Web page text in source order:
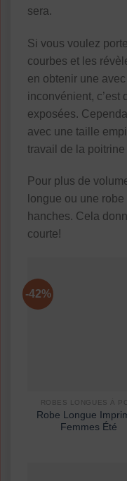
sera.
Si vous voulez
courbes et les
en obtenir une
inconvénient, c’est
exposées.
avec une taille
travail de la
Pour plus de
longue ou une
hanches. Cela
courte!
-42%
ROBES LONGUES À
Robe Longue
Femmes Été